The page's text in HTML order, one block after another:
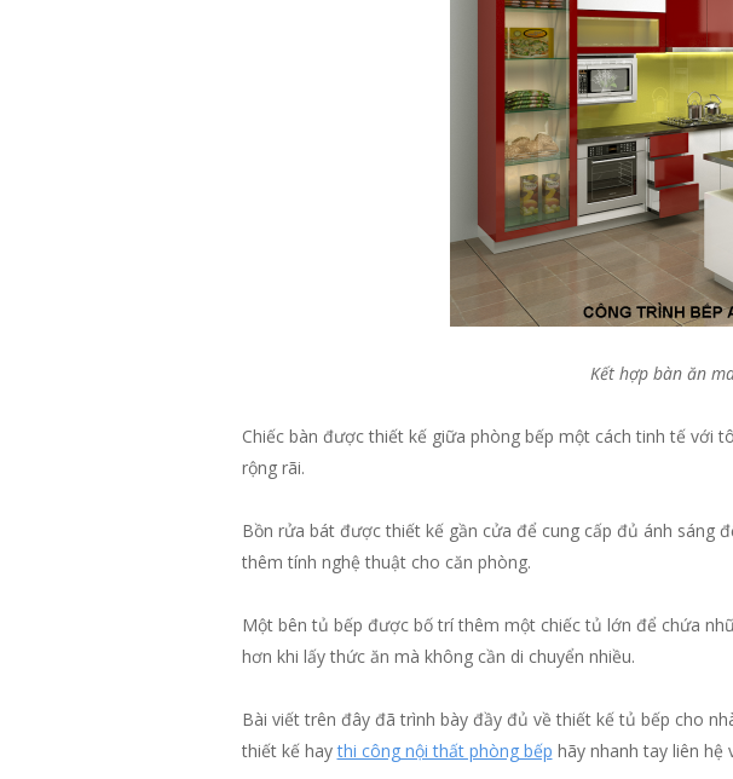
Kết hợp bàn ăn
Chiếc bàn được thiết kế giữa phòng bếp một cách tinh tế với
rộng rãi.
Bồn rửa bát được thiết kế gần cửa để cung cấp đủ ánh sáng
thêm tính nghệ thuật cho căn phòng.
Một bên tủ bếp được bố trí thêm một chiếc tủ lớn để chứa
hơn khi lấy thức ăn mà không cần di chuyển nhiều.
Bài viết trên đây đã trình bày đầy đủ về thiết kế tủ bếp cho
thiết kế haythi công nội thất phòng bếp hãy nhanh tay liên